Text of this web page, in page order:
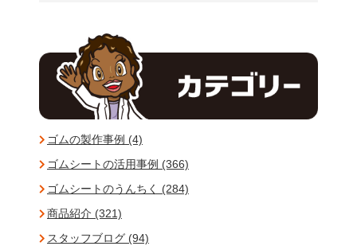
ゴムの製作事例 (4)
ゴムシートの活用事例 (366)
ゴムシートのうんちく (284)
商品紹介 (321)
スタッフブログ (94)